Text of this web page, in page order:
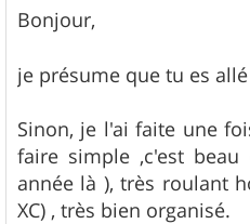
s
s
g
e
Bonjour,
je présume que tu es
Sinon, je l'ai faite une
faire simple ,c'est
année là ), très roulant
XC) , très bien organisé.